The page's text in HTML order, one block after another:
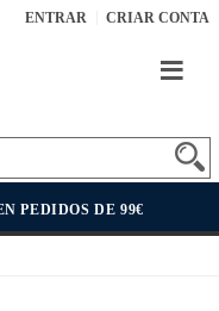
ENTRAR CRIAR CONTA
PEDIDOS DE 99€